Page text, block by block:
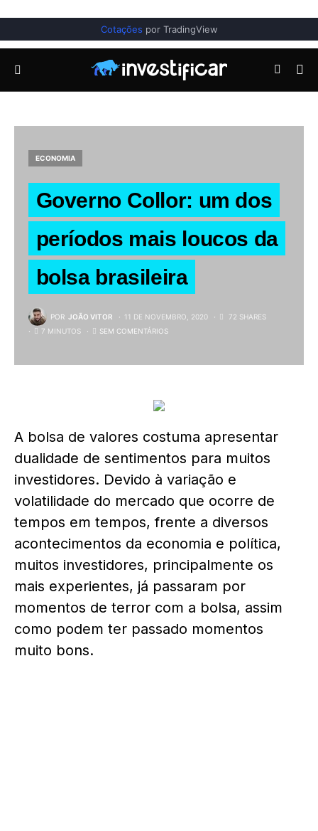
Cotações por TradingView
ECONOMIA
Governo Collor: um dos
períodos mais loucos da
bolsa brasileira
POR JOÃO VITOR 11 DE NOVEMBRO, 2020
72 SHARES
7 MINUTOS
SEM COMENTÁRIOS
A bolsa de valores costuma apresentar
dualidade de sentimentos para muitos
investidores. Devido à variação e
volatilidade do mercado que ocorre de
tempos em tempos, frente a diversos
acontecimentos da economia e política,
muitos investidores, principalmente os
mais experientes, já passaram por
momentos de terror com a bolsa, assim
como podem ter passado momentos
muito bons.